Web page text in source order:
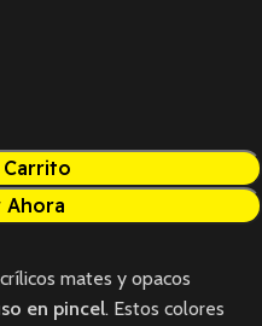
Ahora
mates y opacos
en pincel. Estos colores